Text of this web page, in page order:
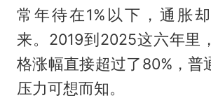
常年待在1%以下，通胀
来。2019到2025这六年里
格涨幅直接超过了80%，普
压力可想而知。